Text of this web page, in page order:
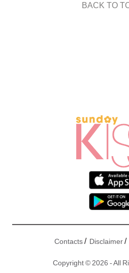
BACK TO
Contacts/ Disclaimer/
Copyright © 2026 - All